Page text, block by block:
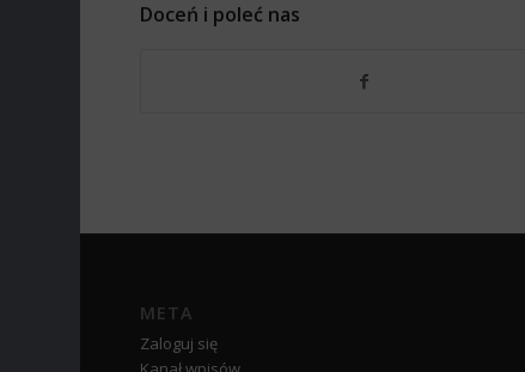
Doceń i poleć nas
META
Zaloguj się